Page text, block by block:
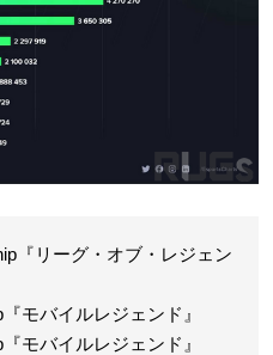
『リーグ・オブ・レジェン
モバイルレジェンド』
モバイルレジェンド』